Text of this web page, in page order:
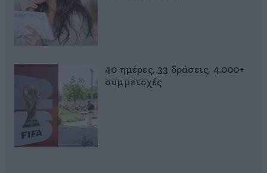
40 ημέρες, 33 δράσεις, 4.000+
συμμετοχές